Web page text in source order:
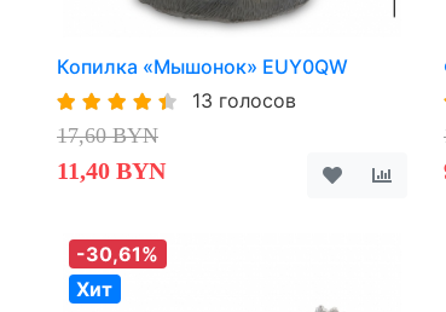
Копилка «Мышонок» EUY0QW
13 голосов
17,60 BYN
11,40 BYN
-30,61%
Хит